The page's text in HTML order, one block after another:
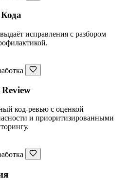
исправления с разбором
код-ревью с оценкой
и приоритизированными